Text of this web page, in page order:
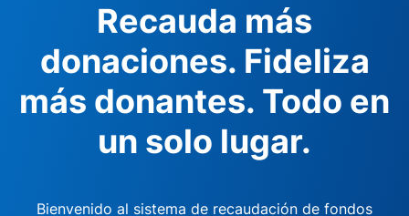
Recauda más
donaciones. Fideliza
más donantes. Todo en
un solo lugar.
Bienvenido al sistema de recaudación de fondos